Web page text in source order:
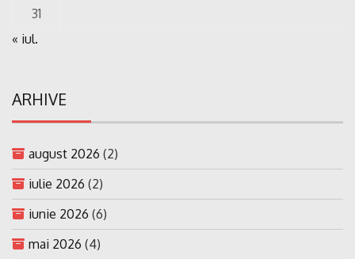
31
« iul.
ARHIVE
august 2026 (2)
iulie 2026 (2)
iunie 2026 (6)
mai 2026 (4)